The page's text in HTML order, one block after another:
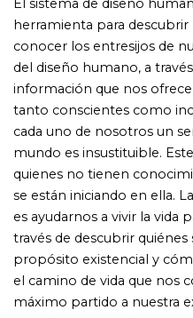
máximo partido a nuestra
apuntando a nuestra realización,
contribuyendo inexorablemente
humanidad y a construir un